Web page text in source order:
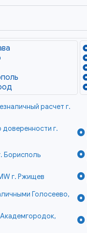
расчет г.
г.
Борисполь
г. Ржищев
Голосеево,